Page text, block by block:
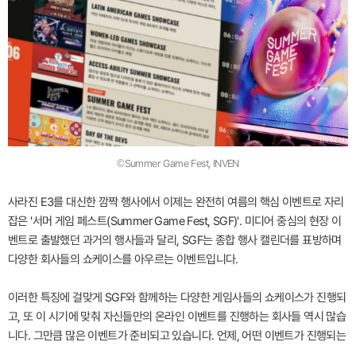
©Summer Game Fest, INVEN
사라진 E3를 대신한 깜짝 행사에서 이제는 완전히 여름의 핵심 이벤트로 자리
잡은 '서머 게임 페스트(Summer Game Fest, SGF)'. 미디어 중심의 현장 이
벤트로 출발했던 과거의 행사들과 달리, SGF는 종합 행사 캘린더를 표방하며
다양한 회사들의 쇼케이스를 아우르는 이벤트입니다.
이러한 특징에 걸맞게 SGF와 함께하는 다양한 게임사들의 쇼케이스가 진행되
고, 또 이 시기에 맞춰 자신들만의 온라인 이벤트를 진행하는 회사들 역시 많습
니다. 그만큼 많은 이벤트가 준비되고 있습니다. 언제, 어떤 이벤트가 진행되는